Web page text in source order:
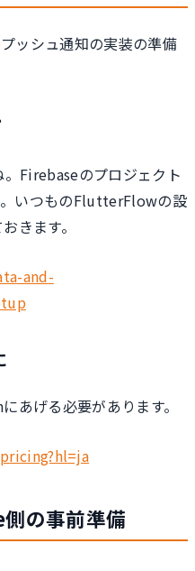
ッシュ通知の実装の準備
Firebaseのプロジェクト
いつものFlutterFlowの設
きます。
and-
あげる必要があります。
の事前準備